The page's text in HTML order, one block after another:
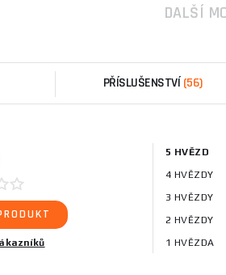
DALŠÍ
PŘÍSLUŠENSTVÍ(56)
5 HVĚZD
4 HVĚZDY
3 HVĚZDY
2 HVĚZDY
1 HVĚZDA